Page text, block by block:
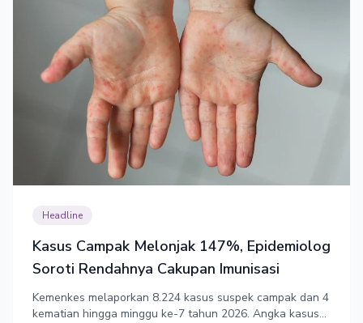
Headline
Kasus Campak Melonjak 147%, Epidemiolog
Soroti Rendahnya Cakupan Imunisasi
Kemenkes melaporkan 8.224 kasus suspek campak dan 4
kematian hingga minggu ke-7 tahun 2026. Angka kasus